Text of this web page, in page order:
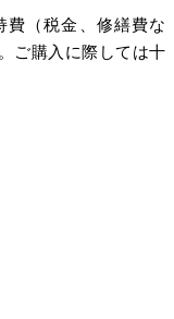
（税金、修繕費な
ご購入に際しては十